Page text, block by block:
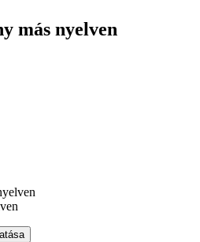
más nyelven